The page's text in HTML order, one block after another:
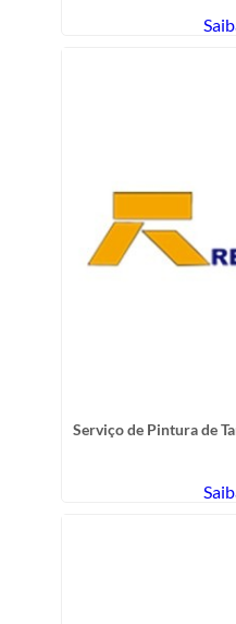
Serviço de Pintura de